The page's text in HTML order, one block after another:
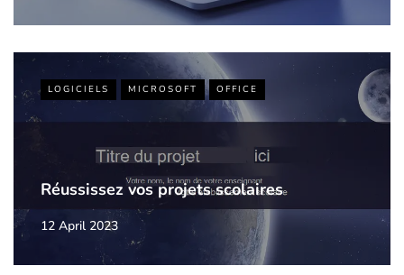
LOGICIELS MICROSOFT OFFICE
Réussissez vos projets scolaires
12 April 2023